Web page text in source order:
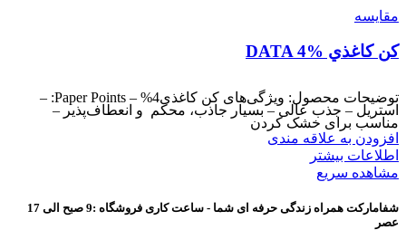
مقایسه
کن کاغذي DATA 4%
توضیحات محصول: ویژگی‌های کن کاغذی4% – Paper Points: –
استریل – جذب عالی – بسیار جاذب، محکم و انعطاف‌پذیر –
مناسب برای خشک کردن
افزودن به علاقه مندی
اطلاعات بیشتر
مشاهده سریع
شفامارکت همراه زندگی حرفه ای شما - ساعت کاری فروشگاه :9 صبح الی 17
عصر